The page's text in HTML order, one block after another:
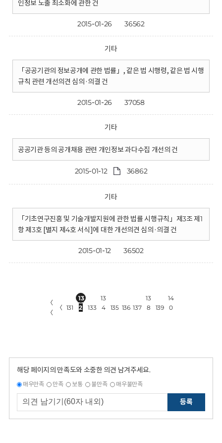
인정보 노출 최소화에 관한 건
2015-01-26 36562
기타
「공공기관의 정보공개에 관한 법률」, 같은 법 시행령, 같은 법 시행
규칙 관련 개선의견 심의·의결 건
2015-01-26 37058
기타
공공기관 등의 공개채용 관련 개인정보 과다수집 개선의 건
2015-01-12 36862
기타
「기초연구진흥 및 기술개발지원에 관한 법률 시행규칙」제3조 제1
항 제3호 [별지 제4호 서식]에 대한 개선의견 심의·의결 건
2015-01-12 36502
〈
〈
〈 131
13
2
133
13
4
135 136 137
13
8
139
14
0
해당 페이지의 만족도와 소중한 의견 남겨주세요.
매우만족 만족 보통 불만족 매우불만족
등록